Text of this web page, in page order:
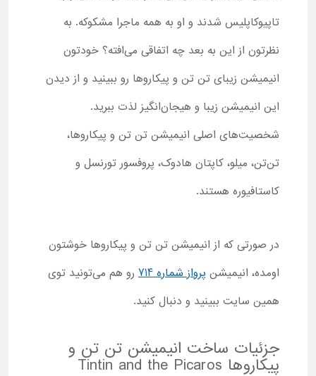
تاپیوکاپلیس شدند و او به همه ماجرا مشکوکه. به
نظرتون از این به بعد چه اتفاقی می‌افته؟ خودتون
انیمیشن زیبای تن تن و پیکاروها رو ببینید و از دیدن
این انیمیشن زیبا و هیجان‌انگیز لذت ببرید.
شخصیت‌های اصلی انیمیشن تن تن و پیکاروها،
تن‌تن، میلو، کاپتان هادوک، پروفسور تورنسل و
کاستافیوره هستند.
در صورتی که از انیمیشن تن تن و پیکاروها خوشتون
اومده، انیمیشن پرواز شماره 714
رو هم می‌تونید توی
همین سایت ببینید و دنبال کنید.
جزئیات ساخت انیمیشن تن تن و
پیکاروها Tintin and the Picaros